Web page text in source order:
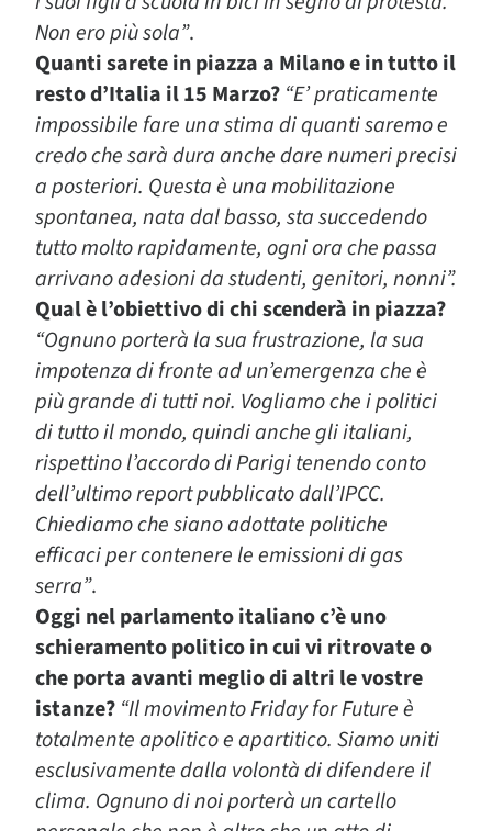
Non ero più sola”.
Quanti sarete in piazza a Milano e in tutto il
resto d’Italia il 15 Marzo? “E’ praticamente
impossibile fare una stima di quanti saremo e
credo che sarà dura anche dare numeri precisi
a posteriori. Questa è una mobilitazione
spontanea, nata dal basso, sta succedendo
tutto molto rapidamente, ogni ora che passa
arrivano adesioni da studenti, genitori, nonni”.
Qual è l’obiettivo di chi scenderà in piazza?
“Ognuno porterà la sua frustrazione, la sua
impotenza di fronte ad un’emergenza che è
più grande di tutti noi. Vogliamo che i politici
di tutto il mondo, quindi anche gli italiani,
rispettino l’accordo di Parigi tenendo conto
dell’ultimo report pubblicato dall’IPCC.
Chiediamo che siano adottate politiche
efficaci per contenere le emissioni di gas
serra”.
Oggi nel parlamento italiano c’è uno
schieramento politico in cui vi ritrovate o
che porta avanti meglio di altri le vostre
istanze? “Il movimento Friday for Future è
totalmente apolitico e apartitico. Siamo uniti
esclusivamente dalla volontà di difendere il
clima. Ognuno di noi porterà un cartello